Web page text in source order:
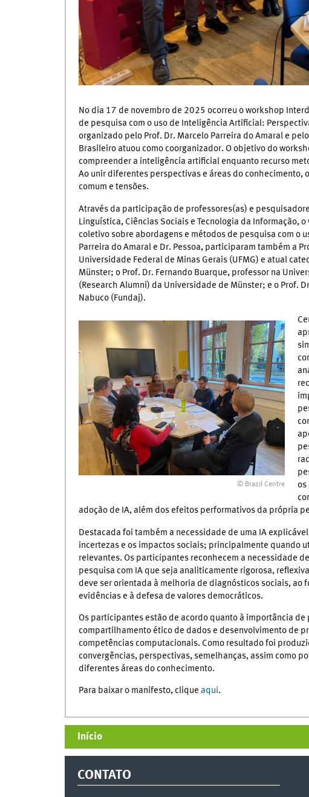
No dia 17 de novembro de 2025 ocorreu o workshop
de pesquisa com o uso de Inteligência Artificial:
organizado pelo Prof. Dr. Marcelo Parreira do Amaral e
Brasileiro atuou como coorganizador. O objetivo do
compreender a inteligência artificial enquanto recurso
Ao unir diferentes perspectivas e áreas do
comum e tensões.
Através da participação de professores(as) e
Linguística, Ciências Sociais e Tecnologia da Informação,
coletivo sobre abordagens e métodos de pesquisa com o
Parreira do Amaral e Dr. Pessoa, participaram também a
Universidade Federal de Minas Gerais (UFMG) e atual
Münster; o Prof. Dr. Fernando Buarque, professor na
(Research Alumni) da Universidade de Münster; e o Prof.
Nabuco (Fundaj).
© Brazil Centre
os
adoção de IA, além dos efeitos performativos da própria
Destacada foi também a necessidade de uma IA
incertezas e os impactos sociais; principalmente quando
relevantes. Os participantes reconhecem a necessidade
pesquisa com IA que seja analiticamente rigorosa,
deve ser orientada à melhoria de diagnósticos sociais, ao
evidências e à defesa de valores democráticos.
Os participantes estão de acordo quanto à importância
compartilhamento ético de dados e desenvolvimento de
competências computacionais. Como resultado foi
convergências, perspectivas, semelhanças, assim como
diferentes áreas do conhecimento.
Para baixar o manifesto, clique aqui.
Início
CONTATO